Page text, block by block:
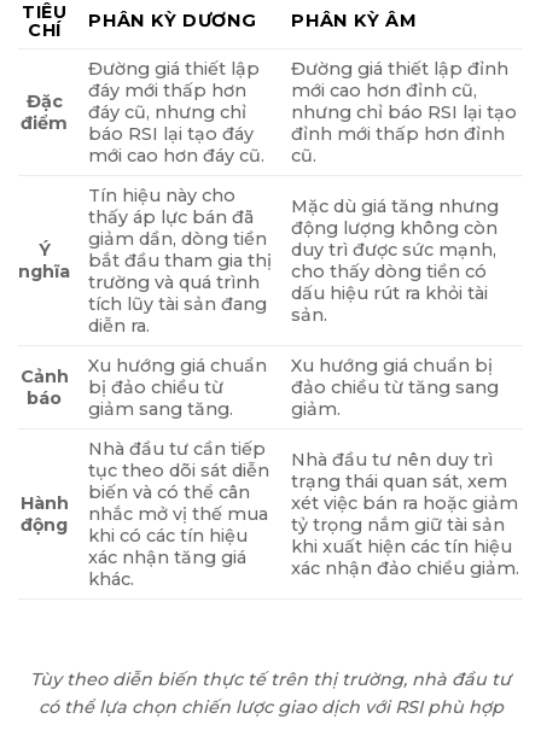
TIÊU
CHÍ
PHÂN KỲ DƯƠNG PHÂN KỲ ÂM
Đặc
điểm
Đường giá thiết lập
đáy mới thấp hơn
đáy cũ, nhưng chỉ
báo RSI lại tạo đáy
mới cao hơn đáy cũ.
Đường giá thiết lập đỉnh
mới cao hơn đỉnh cũ,
nhưng chỉ báo RSI lại tạo
đỉnh mới thấp hơn đỉnh
cũ.
Ý
nghĩa
Tín hiệu này cho
thấy áp lực bán đã
giảm dần, dòng tiền
bắt đầu tham gia thị
trường và quá trình
tích lũy tài sản đang
diễn ra.
Mặc dù giá tăng nhưng
động lượng không còn
duy trì được sức mạnh,
cho thấy dòng tiền có
dấu hiệu rút ra khỏi tài
sản.
Cảnh
báo
Xu hướng giá chuẩn
bị đảo chiều từ
giảm sang tăng.
Xu hướng giá chuẩn bị
đảo chiều từ tăng sang
giảm.
Hành
động
Nhà đầu tư cần tiếp
tục theo dõi sát diễn
biến và có thể cân
nhắc mở vị thế mua
khi có các tín hiệu
xác nhận tăng giá
khác.
Nhà đầu tư nên duy trì
trạng thái quan sát, xem
xét việc bán ra hoặc giảm
tỷ trọng nắm giữ tài sản
khi xuất hiện các tín hiệu
xác nhận đảo chiều giảm.
Tùy theo diễn biến thực tế trên thị trường, nhà đầu tư
có thể lựa chọn chiến lược giao dịch với RSI phù hợp